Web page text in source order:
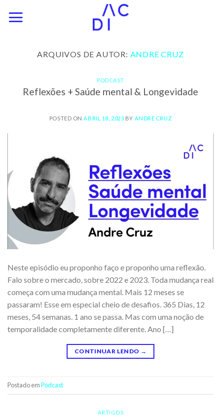
ARQUIVOS DE AUTOR: ANDRE CRUZ
PODCAST
Reflexões + Saúde mental & Longevidade
POSTED ON ABRIL 18, 2023 BY ANDRE CRUZ
Neste episódio eu proponho faço e proponho uma reflexão.
Falo sobre o mercado, sobre 2022 e 2023. Toda mudança real
começa com uma mudança mental. Mais 12 meses se
passaram! Esse em especial cheio de desafios. 365 Dias, 12
meses, 54 semanas. 1 ano se passa. Mas com uma noção de
temporalidade completamente diferente. Ano […]
CONTINUAR LENDO →
Postado emPodcast
ARTIGOS